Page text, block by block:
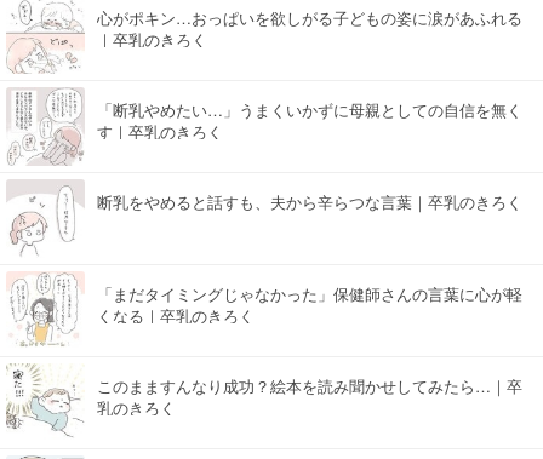
心がポキン…おっぱいを欲しがる子どもの姿に涙があふれる
｜卒乳のきろく
「断乳やめたい…」うまくいかずに母親としての自信を無く
す｜卒乳のきろく
断乳をやめると話すも、夫から辛らつな言葉｜卒乳のきろく
「まだタイミングじゃなかった」保健師さんの言葉に心が軽
くなる｜卒乳のきろく
このまますんなり成功？絵本を読み聞かせしてみたら…｜卒
乳のきろく